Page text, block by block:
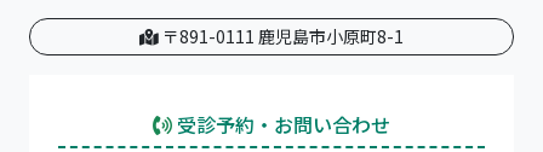
〒891-0111 鹿児島市小原町8-1
受診予約・お問い合わせ